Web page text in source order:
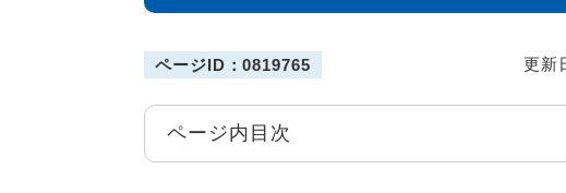
ページID：0819765 更新
ページ内目次